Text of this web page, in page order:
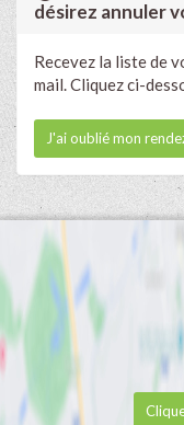
désirez annuler
Recevez la liste de
mail. Cliquez ci-
J'ai oublié mon